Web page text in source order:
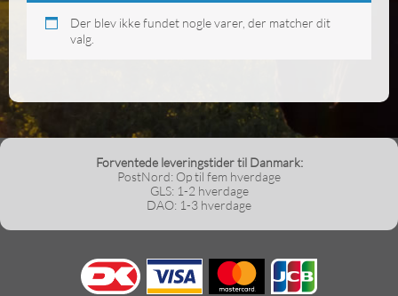
Der blev ikke fundet nogle varer, der matcher dit
valg.
Forventede leveringstider til Danmark:
PostNord: Op til fem hverdage
GLS: 1-2 hverdage
DAO: 1-3 hverdage